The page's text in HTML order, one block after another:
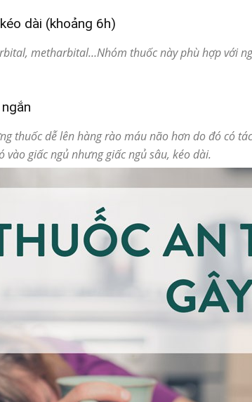
dài (khoảng 6h)
metharbital…Nhóm thuốc này phù hợp với
thuốc dễ lên hàng rào máu não hơn do đó có
giấc ngủ nhưng giấc ngủ sâu, kéo dài.